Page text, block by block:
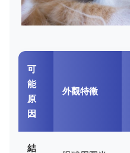
可
能
原
因
外觀特徵
結